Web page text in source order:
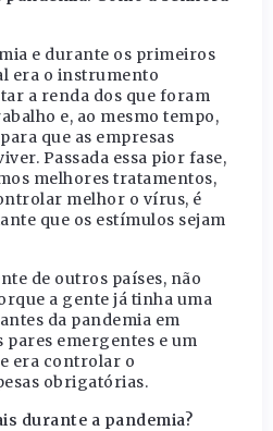
e durante os primeiros
era o instrumento
a renda dos que foram
e, ao mesmo tempo,
que as empresas
Passada essa pior fase,
melhores tratamentos,
melhor o vírus, é
que os estímulos sejam
de outros países, não
a gente já tinha uma
da pandemia em
pares emergentes e um
era controlar o
obrigatórias.
durante a pandemia?